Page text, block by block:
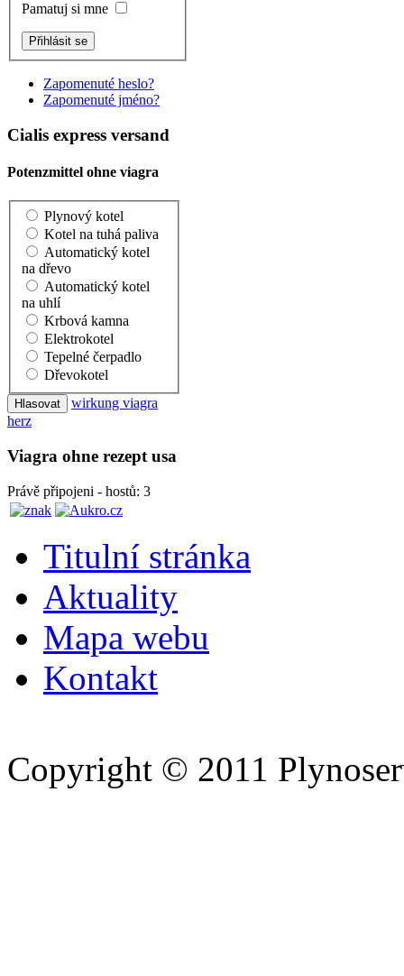
Pamatuj si mne
Zapomenuté heslo?
Zapomenuté jméno?
Cialis express versand
Potenzmittel ohne viagra
Plynový kotel
Kotel na tuhá paliva
Automatický kotel
na dřevo
Automatický kotel
na uhlí
Krbová kamna
Elektrokotel
Tepelné čerpadlo
Dřevokotel
wirkung viagra
herz
Viagra ohne rezept usa
Právě připojeni - hostů: 3
Titulní stránka
Aktuality
Mapa webu
Kontakt
Copyright © 2011